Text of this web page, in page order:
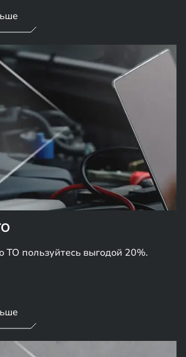
ТО пользуйтесь выгодой 20%.